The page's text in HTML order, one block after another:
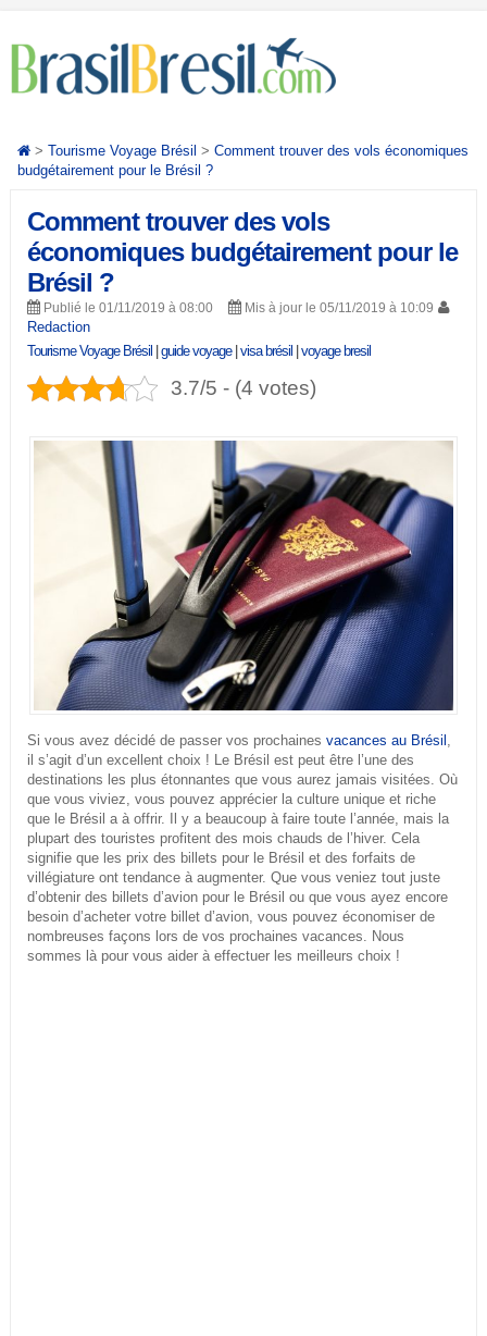
> Tourisme Voyage Brésil > Comment trouver des vols économiques
budgétairement pour le Brésil ?
Comment trouver des vols
économiques budgétairement pour le
Brésil ?
Publié le 01/11/2019 à 08:00 Mis à jour le 05/11/2019 à 10:09
Redaction
Tourisme Voyage Brésil
guide voyage| visa brésil voyage bresil
3.7/5 - (4 votes)
Si vous avez décidé de passer vos prochaines vacances au Brésil ,
il s’agit d’un excellent choix ! Le Brésil est peut être l’une des
destinations les plus étonnantes que vous aurez jamais visitées. Où
que vous viviez, vous pouvez apprécier la culture unique et riche
que le Brésil a à offrir. Il y a beaucoup à faire toute l’année, mais la
plupart des touristes profitent des mois chauds de l’hiver. Cela
signifie que les prix des billets pour le Brésil et des forfaits de
villégiature ont tendance à augmenter. Que vous veniez tout juste
d’obtenir des billets d’avion pour le Brésil ou que vous ayez encore
besoin d’acheter votre billet d’avion, vous pouvez économiser de
nombreuses façons lors de vos prochaines vacances. Nous
sommes là pour vous aider à effectuer les meilleurs choix !